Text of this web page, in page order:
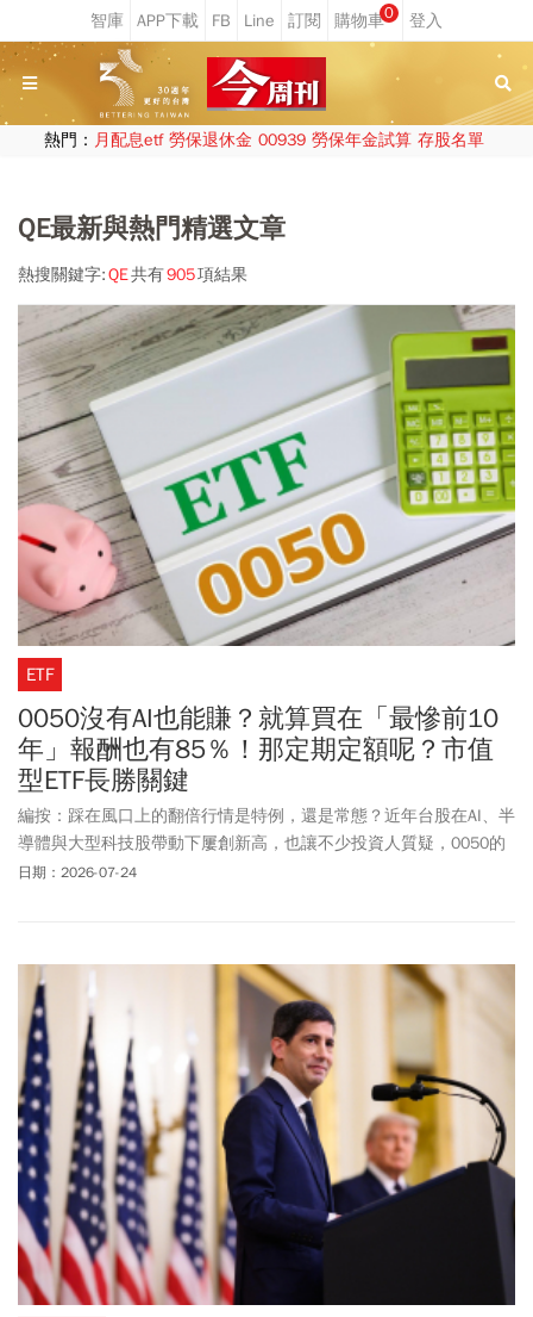
0
熱門： 月配息etf 勞保退休金 00939 勞保年金試算 存股名單
QE最新與熱門精選文章
熱搜關鍵字:QE共有905項結果
ETF
0050沒有AI也能賺？就算買在「最慘前10
年」報酬也有85％！那定期定額呢？市值
型ETF長勝關鍵
編按：踩在風口上的翻倍行情是特例，還是常態？近年台股在AI、半
導體與大型科技股帶動下屢創新高，也讓不少投資人質疑，0050的
亮眼績效，是否只是剛好搭上順風車？當市場充滿短期暴利的聲浪
日期：2026-07-24